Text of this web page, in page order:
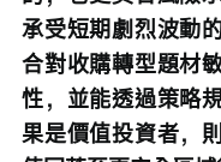
承受短期劇烈波動
合對收購轉型題材
性，並能透過策略
果是價值投資者，